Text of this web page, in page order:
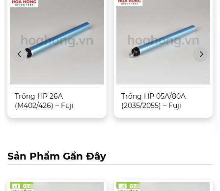
Trống HP 26A
(M402/426) – Fuji
Trống HP 05A/80A
(2035/2055) – Fuji
Sản Phẩm Gần Đây